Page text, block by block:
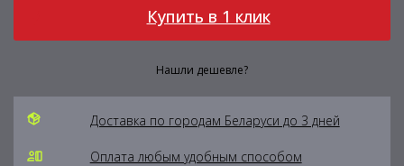
Купить в 1 клик
Нашли дешевле?
Доставка по городам Беларуси до 3 дней
Оплата любым удобным способом